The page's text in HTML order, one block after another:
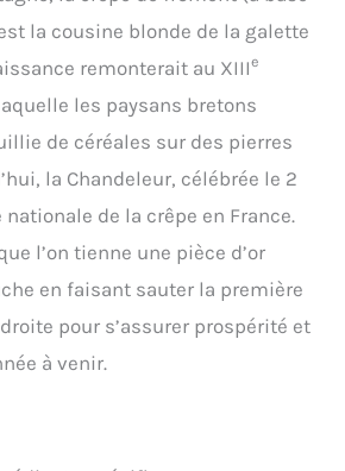
la cousine blonde de la galette
remonterait au XIIIe
les paysans bretons
de céréales sur des pierres
la Chandeleur, célébrée le 2
de la crêpe en France.
l’on tienne une pièce d’or
en faisant sauter la première
pour s’assurer prospérité et
à venir.